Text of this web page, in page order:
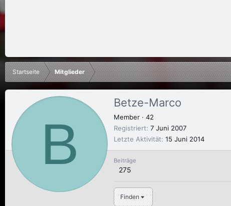
Startseite Mitglieder
B
Betze-Marco
Member · 42
Registriert 7 Juni 2007
Letzte Aktivität 15 Juni 2014
Beiträge
275
Finden